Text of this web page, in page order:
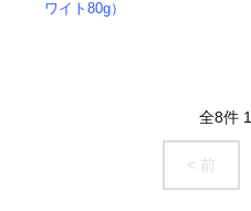
ワイト80g）
全8件 1
< 前